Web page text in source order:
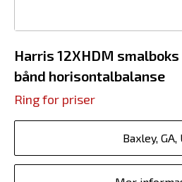
Harris 12XHDM
bånd horisontalbalanse
Ring for priser
Baxley, GA,